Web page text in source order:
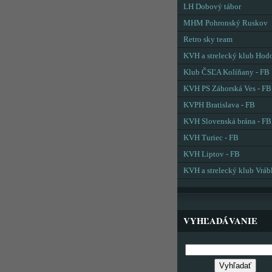
LH Dobový tábor
MHM Pohronský Ruskov
Retro sky team
KVH a strelecký klub
Klub ČSĽA Kolíňany - FB
KVH PS Záhorská Ves - FB
KVPH Bratislava - FB
KVH Slovenská brána - FB
KVH Turiec - FB
KVH Liptov - FB
KVH a strelecký klub
VYHĽADÁVANIE